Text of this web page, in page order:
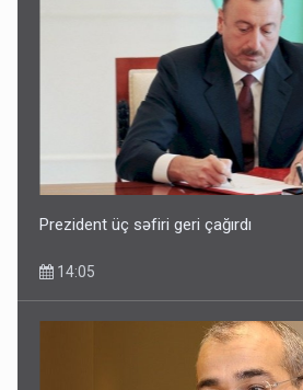
Prezident üç səfiri geri çağırdı
14:05